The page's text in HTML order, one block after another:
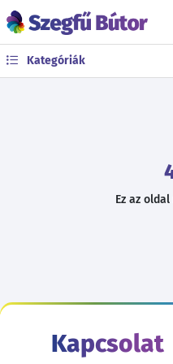
Kategóriák
Ez az
Kapcsolat